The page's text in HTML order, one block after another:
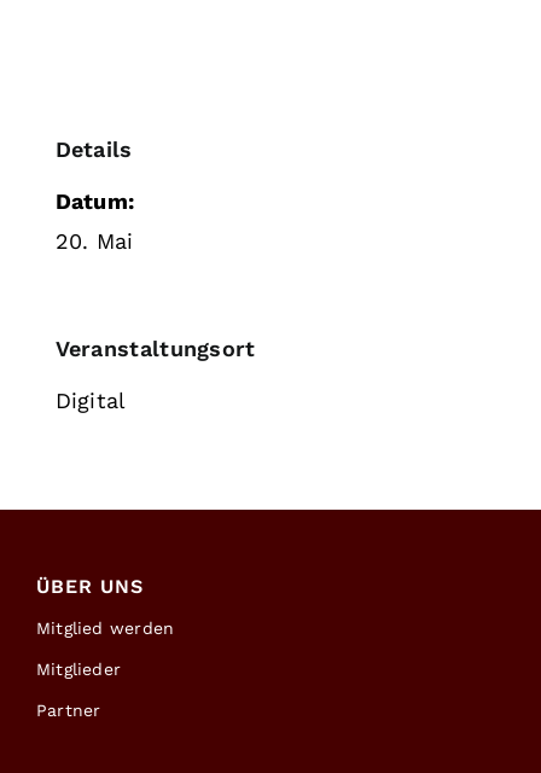
Details
Datum:
20. Mai
Veranstaltungsort
Digital
ÜBER UNS
Mitglied werden
Mitglieder
Partner